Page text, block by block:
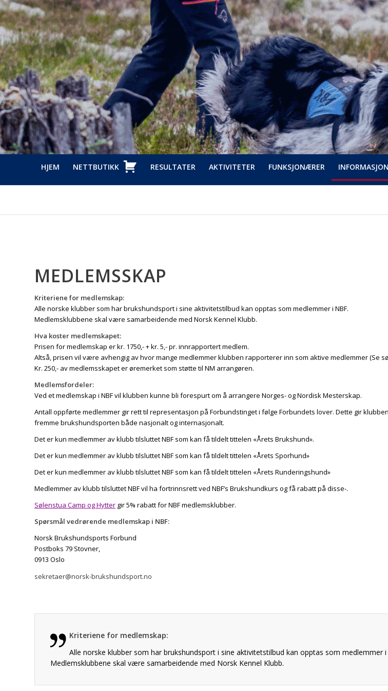
HJEM NETTBUTIKK RESULTATER AKTIVITETER FUNKSJONÆRER INFORMASJON
MEDLEMSSKAP
Kriteriene for medlemskap:
Alle norske klubber som har brukshundsport i sine aktivitetstilbud kan opptas som medlemmer i NBF.
Medlemsklubbene skal være samarbeidende med Norsk Kennel Klubb.
Hva koster medlemskapet:
Prisen for medlemskap er kr. 1750,- + kr. 5,- pr. innrapportert medlem.
Altså, prisen vil være avhengig av hvor mange medlemmer klubben rapporterer inn som aktive medlemmer (Se
Kr. 250,- av medlemsskapet er øremerket som støtte til NM arrangøren.
Medlemsfordeler:
Ved et medlemskap i NBF vil klubben kunne bli forespurt om å arrangere Norges- og Nordisk Mesterskap.
Antall oppførte medlemmer gir rett til representasjon på Forbundstinget i følge Forbundets lover. Dette gir
fremme brukshundsporten både nasjonalt og internasjonalt.
Det er kun medlemmer av klubb tilsluttet NBF som kan få tildelt tittelen «Årets Brukshund».
Det er kun medlemmer av klubb tilsluttet NBF som kan få tildelt tittelen «Årets Sporhund»
Det er kun medlemmer av klubb tilsluttet NBF som kan få tildelt tittelen «Årets Runderingshund»
Medlemmer av klubb tilsluttet NBF vil ha fortrinnsrett ved NBF’s Brukshundkurs og få rabatt på disse-.
Sølenstua Camp og Hytter gir 5% rabatt for NBF medlemsklubber.
Spørsmål vedrørende medlemskap i NBF:
Norsk Brukshundsports Forbund
Postboks 79 Stovner,
0913 Oslo
sekretaer@norsk-brukshundsport.no
Kriteriene for medlemskap:
Alle norske klubber som har brukshundsport i sine aktivitetstilbud kan opptas som medlemmer i
Medlemsklubbene skal være samarbeidende med Norsk Kennel Klubb.